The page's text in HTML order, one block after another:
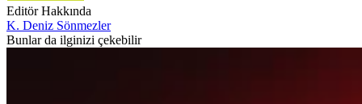
Editör Hakkında
K. Deniz Sönmezler
Bunlar da ilginizi çekebilir